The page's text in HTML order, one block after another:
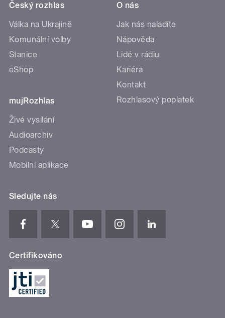
Český rozhlas
Válka na Ukrajině
Komunální volby
Stanice
eShop
mujRozhlas
Živé vysílání
Audioarchiv
Podcasty
Mobilní aplikace
O nás
Jak nás naladíte
Nápověda
Lidé v rádiu
Kariéra
Kontakt
Rozhlasový poplatek
Sledujte nás
Certifikováno